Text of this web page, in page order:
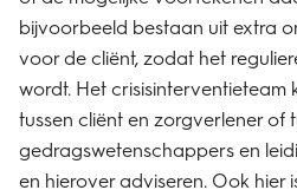
bijvoorbeeld bestaan uit extra
voor de cliënt, zodat het
wordt. Het crisisinterventieteam
tussen cliënt en zorgverlener of
gedragswetenschappers en
en hierover adviseren. Ook hier